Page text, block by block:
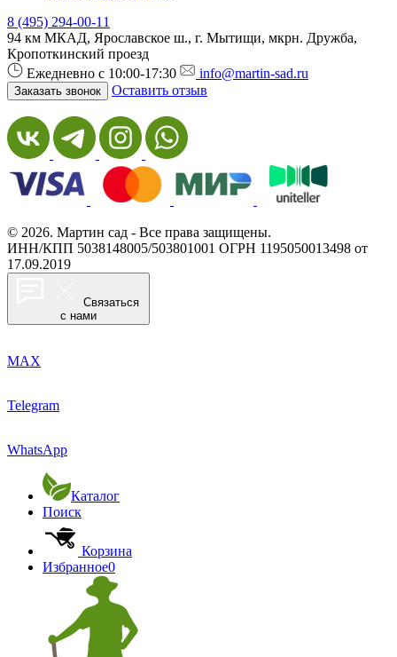
8 (495) 294-00-11
94 км МКАД, Ярославское ш., г. Мытищи, мкрн. Дружба,
Кропоткинский проезд
Ежедневно с 10:00-17:30
info@martin-sad.ru
Заказать звонок Оставить отзыв
© 2026. Мартин сад - Все права защищены.
ИНН/КПП 5038148005/503801001 ОГРН 1195050013498 от
17.09.2019
Связаться
с нами
MAX
Telegram
WhatsApp
Каталог
Поиск
Корзина
Избранное0